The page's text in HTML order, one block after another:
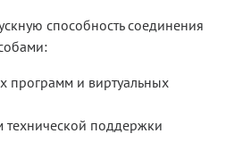
способность соединения
программ и виртуальных
технической поддержки